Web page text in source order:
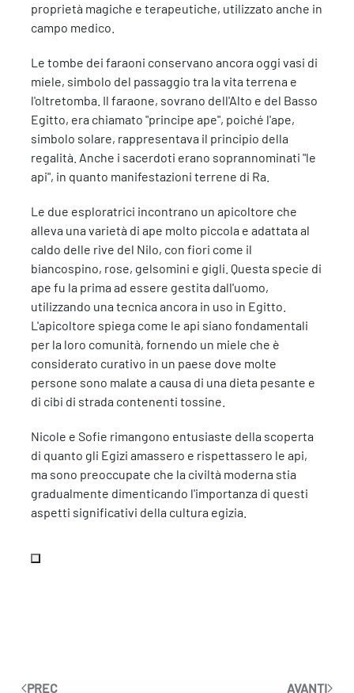
proprietà magiche e terapeutiche, utilizzato anche in
campo medico.
Le tombe dei faraoni conservano ancora oggi vasi di
miele, simbolo del passaggio tra la vita terrena e
l'oltretomba. Il faraone, sovrano dell'Alto e del Basso
Egitto, era chiamato "principe ape", poiché l'ape,
simbolo solare, rappresentava il principio della
regalità. Anche i sacerdoti erano soprannominati "le
api", in quanto manifestazioni terrene di Ra.
Le due esploratrici incontrano un apicoltore che
alleva una varietà di ape molto piccola e adattata al
caldo delle rive del Nilo, con fiori come il
biancospino, rose, gelsomini e gigli. Questa specie di
ape fu la prima ad essere gestita dall'uomo,
utilizzando una tecnica ancora in uso in Egitto.
L'apicoltore spiega come le api siano fondamentali
per la loro comunità, fornendo un miele che è
considerato curativo in un paese dove molte
persone sono malate a causa di una dieta pesante e
di cibi di strada contenenti tossine.
Nicole e Sofie rimangono entusiaste della scoperta
di quanto gli Egizi amassero e rispettassero le api,
ma sono preoccupate che la civiltà moderna stia
gradualmente dimenticando l'importanza di questi
aspetti significativi della cultura egizia.
PREC AVANTI